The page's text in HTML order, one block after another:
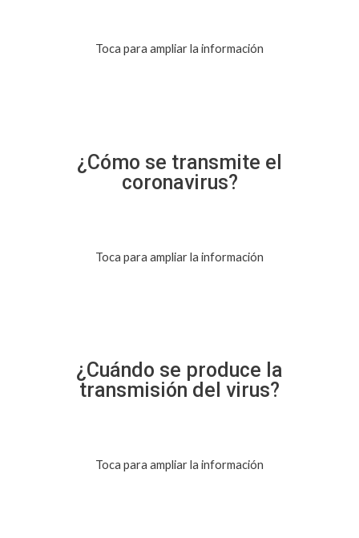
Toca para ampliar la información
¿Cómo se transmite el
coronavirus?
Toca para ampliar la información
¿Cuándo se produce la
transmisión del virus?
Toca para ampliar la información